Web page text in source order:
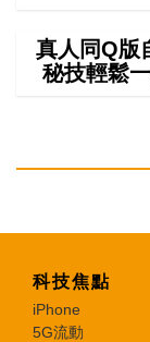
真人同Q版
秘技輕鬆
科技焦點
iPhone
5G流動